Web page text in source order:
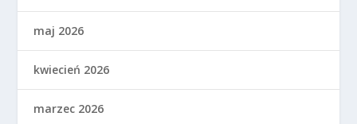
maj 2026
kwiecień 2026
marzec 2026